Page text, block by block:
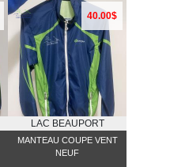
40.00$
LAC BEAUPORT
MANTEAU COUPE VENT
NEUF